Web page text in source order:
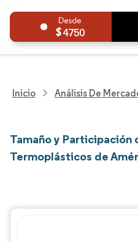
4750
Inicio Análisis De
Tamaño y Participación
Termoplásticos de